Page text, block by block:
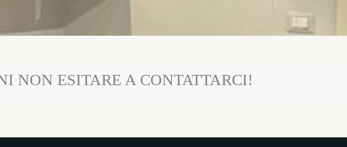
NON ESITARE A CONTATTARCI!